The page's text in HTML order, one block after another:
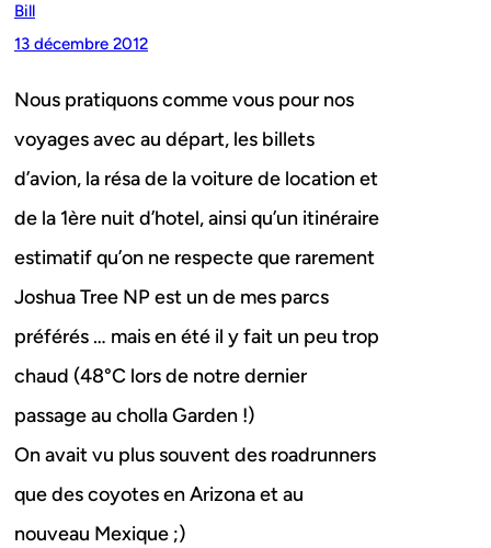
Bill
13 décembre 2012
Nous pratiquons comme vous pour nos
voyages avec au départ, les billets
d’avion, la résa de la voiture de location et
de la 1ère nuit d’hotel, ainsi qu’un itinéraire
estimatif qu’on ne respecte que rarement
Joshua Tree NP est un de mes parcs
préférés … mais en été il y fait un peu trop
chaud (48°C lors de notre dernier
passage au cholla Garden !)
On avait vu plus souvent des roadrunners
que des coyotes en Arizona et au
nouveau Mexique ;)